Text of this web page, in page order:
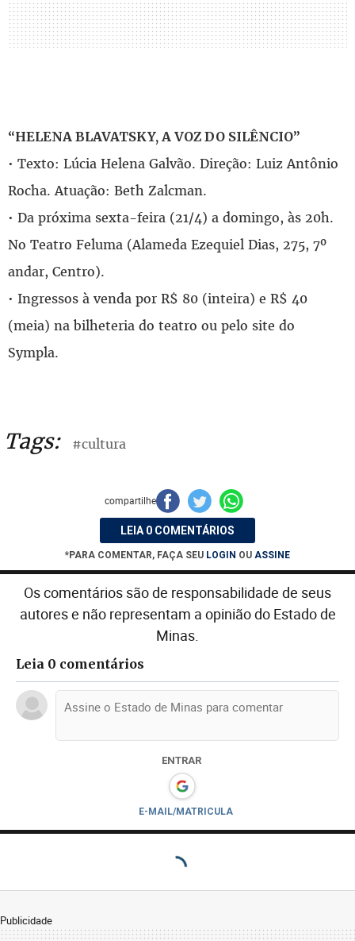
“HELENA BLAVATSKY, A VOZ DO SILÊNCIO”
• Texto: Lúcia Helena Galvão. Direção: Luiz Antônio
Rocha. Atuação: Beth Zalcman.
• Da próxima sexta-feira (21/4) a domingo, às 20h.
No Teatro Feluma (Alameda Ezequiel Dias, 275, 7º
andar, Centro).
• Ingressos à venda por R$ 80 (inteira) e R$ 40
(meia) na bilheteria do teatro ou pelo site do
Sympla.
Tags: #cultura
compartilhe
LEIA 0 COMENTÁRIOS
*PARA COMENTAR, FAÇA SEU LOGIN OU ASSINE
Os comentários são de responsabilidade de seus
autores e não representam a opinião do Estado de
Minas.
Leia 0 comentários
ENTRAR
E-MAIL/MATRICULA
Publicidade